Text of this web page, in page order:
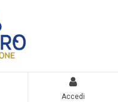
Accedi